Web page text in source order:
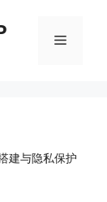
菜
建与隐私保护